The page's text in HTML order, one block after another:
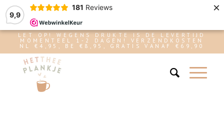
9,9
181 Reviews ×
LET OP! WEGENS DRUKTE IS DE LEVERTIJD
MOMENTEEL 1-2 DAGEN! VERZENDKOSTEN
NL €4,95, BE €8,95, GRATIS VANAF €69,90